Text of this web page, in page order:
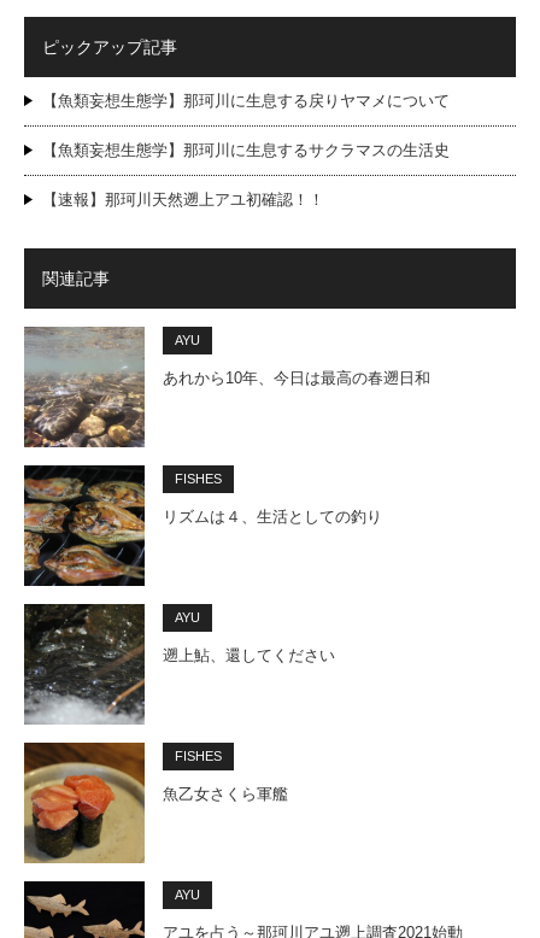
ピックアップ記事
【魚類妄想生態学】那珂川に生息する戻りヤマメについて
【魚類妄想生態学】那珂川に生息するサクラマスの生活史
【速報】那珂川天然遡上アユ初確認！！
関連記事
AYU
あれから10年、今日は最高の春遡日和
FISHES
リズムは４、生活としての釣り
AYU
遡上鮎、還してください
FISHES
魚乙女さくら軍艦
AYU
アユを占う～那珂川アユ遡上調査2021始動